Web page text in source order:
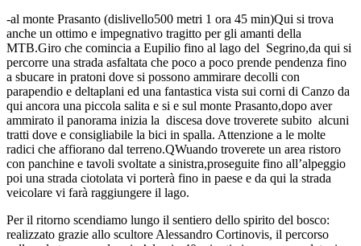
-al monte Prasanto (dislivello500 metri 1 ora 45 min)Qui si trova
anche un ottimo e impegnativo tragitto per gli amanti della
MTB.Giro che comincia a Eupilio fino al lago del Segrino,da qui si
percorre una strada asfaltata che poco a poco prende pendenza fino
a sbucare in pratoni dove si possono ammirare decolli con
parapendio e deltaplani ed una fantastica vista sui corni di Canzo da
qui ancora una piccola salita e si e sul monte Prasanto,dopo aver
ammirato il panorama inizia la discesa dove troverete subito alcuni
tratti dove e consigliabile la bici in spalla. Attenzione a le molte
radici che affiorano dal terreno.QWuando troverete un area ristoro
con panchine e tavoli svoltate a sinistra,proseguite fino all’alpeggio
poi una strada ciotolata vi porterà fino in paese e da qui la strada
veicolare vi farà raggiungere il lago.
Per il ritorno scendiamo lungo il sentiero dello spirito del bosco:
realizzato grazie allo scultore Alessandro Cortinovis, il percorso